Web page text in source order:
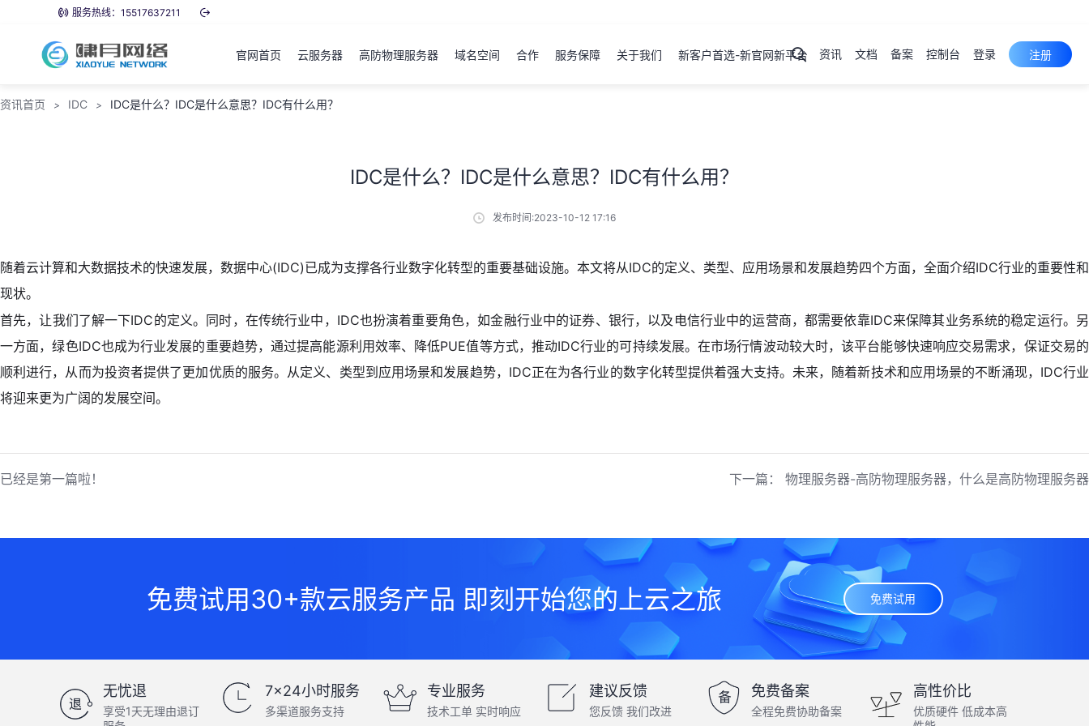
服务热线：15517637211
官网首页 云服务器 高防物理服务器 域名空间 合作 服务保障 关于我们 新客户首选-新官网新平台 资讯 文档 备案 控制台 登录 注册
资讯首页 > IDC > IDC是什么？IDC是什么意思？IDC有什么用？
IDC是什么？IDC是什么意思？IDC有什么用？
发布时间:2023-10-12 17:16
随着云计算和大数据技术的快速发展，数据中心(IDC)已成为支撑各行业数字化转型的重要基础设施。本文将从IDC的定义、类型、应用场景和发展趋势四个方面，全面介绍IDC行业的重要性和
现状。
首先，让我们了解一下IDC的定义。同时，在传统行业中，IDC也扮演着重要角色，如金融行业中的证券、银行，以及电信行业中的运营商，都需要依靠IDC来保障其业务系统的稳定运行。另
一方面，绿色IDC也成为行业发展的重要趋势，通过提高能源利用效率、降低PUE值等方式，推动IDC行业的可持续发展。在市场行情波动较大时，该平台能够快速响应交易需求，保证交易的
顺利进行，从而为投资者提供了更加优质的服务。从定义、类型到应用场景和发展趋势，IDC正在为各行业的数字化转型提供着强大支持。未来，随着新技术和应用场景的不断涌现，IDC行业
将迎来更为广阔的发展空间。
已经是第一篇啦！ 下一篇： 物理服务器-高防物理服务器，什么是高防物理服务器
免费试用30+款云服务产品 即刻开始您的上云之旅 免费试用
无忧退
享受1天无理由退订
7×24小时服务
多渠道服务支持
专业服务
技术工单 实时响应
建议反馈
您反馈 我们改进
免费备案
全程免费协助备案
高性价比
优质硬件 低成本高